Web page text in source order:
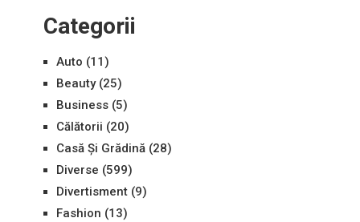
Categorii
Auto (11)
Beauty(25)
Business(5)
Călătorii (20)
Casă Și Grădină(28)
Diverse (599)
Divertisment(9)
Fashion (13)